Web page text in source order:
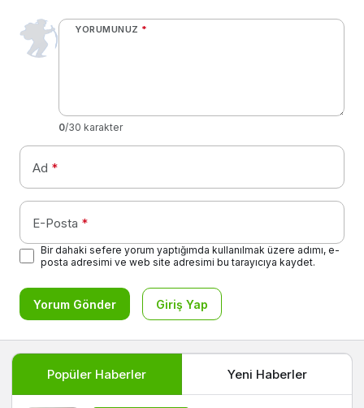
YORUMUNUZ *
0/30 karakter
Ad *
E-Posta *
Bir dahaki sefere yorum yaptığımda kullanılmak üzere adımı, e-
posta adresimi ve web site adresimi bu tarayıcıya kaydet.
Yorum Gönder Giriş Yap
Popüler Haberler Yeni Haberler